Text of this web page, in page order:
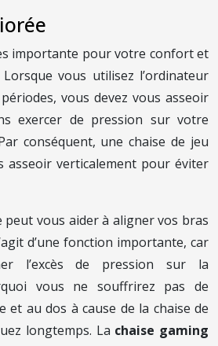
importante pour votre confort et
vous utilisez l’ordinateur
vous devez vous asseoir
exercer de pression sur votre
conséquent, une chaise de jeu
asseoir verticalement pour éviter
peut vous aider à aligner vos bras
d’une fonction importante, car
l’excès de pression sur la
vous ne souffrirez pas de
au dos à cause de la chaise de
longtemps. La chaise gaming